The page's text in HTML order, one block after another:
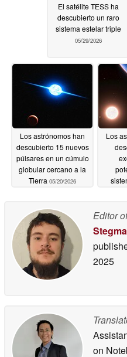
El satélite TESS ha
descubierto un raro
sistema estelar triple
05/29/2026
Los astrónomos han
descubierto 15 nuevos
púlsares en un cúmulo
globular cercano a la
Tierra 05/20/2026
Los
Editor
2025
on